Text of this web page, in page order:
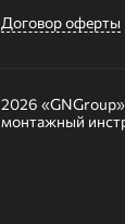
Договор оферты
2026 «GNGroup»
монтажный